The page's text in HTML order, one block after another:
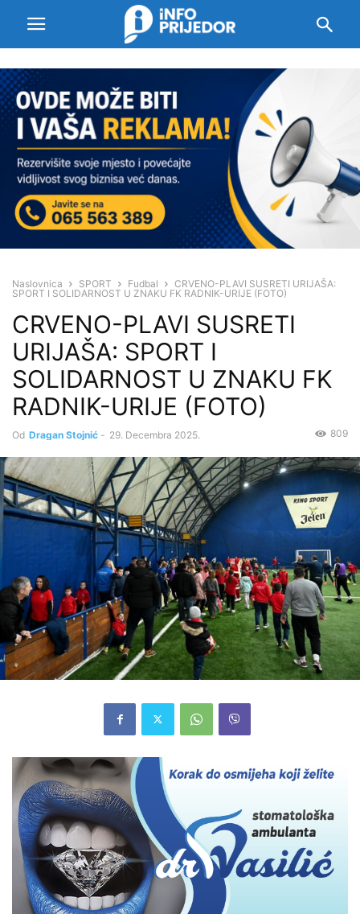
Naslovnica SPORT Fudbal
CRVENO-PLAVI SUSRETI URIJAŠA:
SPORT I SOLIDARNOST U ZNAKU FK RADNIK-URIJE (FOTO)
CRVENO-PLAVI SUSRETI
URIJAŠA: SPORT I
SOLIDARNOST U ZNAKU FK
RADNIK-URIJE (FOTO)
Od Dragan Stojnić - 29. Decembra 2025. 809